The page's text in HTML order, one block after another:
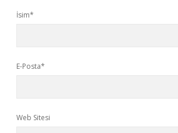
İsim*
E-Posta*
Web Sitesi